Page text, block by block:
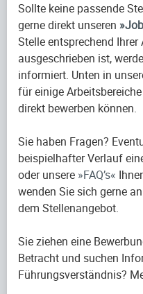
Sollte keine passende
gerne direkt unseren
Stelle entsprechend
ausgeschrieben ist,
informiert. Unten in
für einige Arbeitsbereiche
direkt bewerben können.
Sie haben Fragen?
beispielhafter Verlauf
oder unsere FAQ’s
wenden Sie sich gerne
dem Stellenangebot.
Sie ziehen eine
Betracht und suchen
Führungsverständnis?